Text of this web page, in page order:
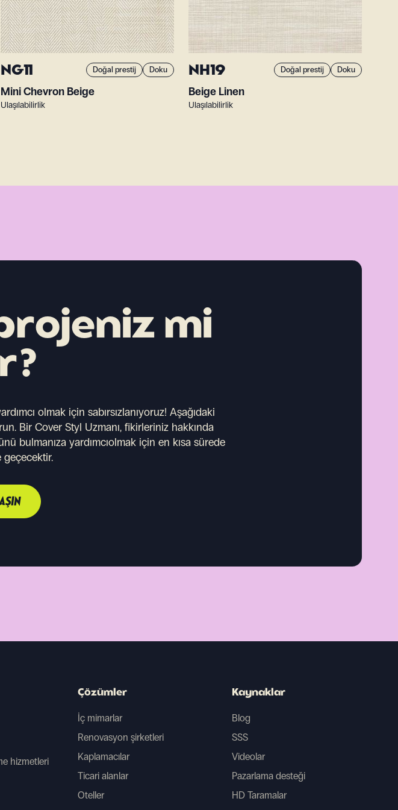
NG11 Doğal prestij Doku
Mini Chevron Beige
Ulaşılabilirlik
NH19 Doğal prestij Doku
Beige Linen
Ulaşılabilirlik
mi
olmak için sabırsızlanıyoruz! Aşağıdaki
Bir Cover Styl Uzmanı, fikirleriniz hakkında
bulmanıza yardımcıolmak için en kısa sürede
geçecektir.
hizmetleri
Çözümler
İç mimarlar
Renovasyon şirketleri
Kaplamacılar
Ticari alanlar
Oteller
Kaynaklar
Blog
SSS
Videolar
Pazarlama desteği
HD Taramalar